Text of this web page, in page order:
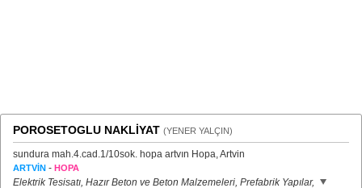
POROSETOGLU NAKLİYAT (YENER YALÇIN)
sundura mah.4.cad.1/10sok. hopa artvın Hopa, Artvin
ARTVİN - HOPA
Elektrik Tesisatı, Hazır Beton ve Beton Malzemeleri, Prefabrik Yapılar,